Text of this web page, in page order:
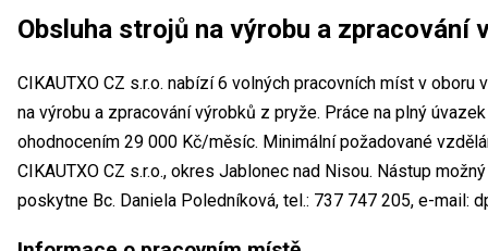
Obsluha strojů na výrobu a zpracování
CIKAUTXO CZ s.r.o. nabízí 6 volných pracovních míst v
na výrobu a zpracování výrobků z pryže. Práce na plný
ohodnocením 29 000 Kč/měsíc. Minimální požadované
CIKAUTXO CZ s.r.o., okres Jablonec nad Nisou. Nástup
poskytne Bc. Daniela Poledníková, tel.: 737 747 205, e-mail: